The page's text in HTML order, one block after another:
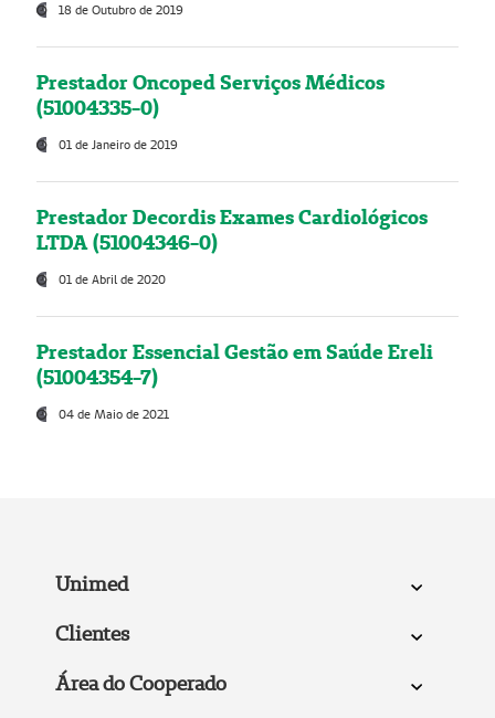
18 de Outubro de 2019
Prestador Oncoped Serviços Médicos
(51004335-0)
01 de Janeiro de 2019
Prestador Decordis Exames Cardiológicos
LTDA (51004346-0)
01 de Abril de 2020
Prestador Essencial Gestão em Saúde Ereli
(51004354-7)
04 de Maio de 2021
Unimed
Clientes
Área do Cooperado